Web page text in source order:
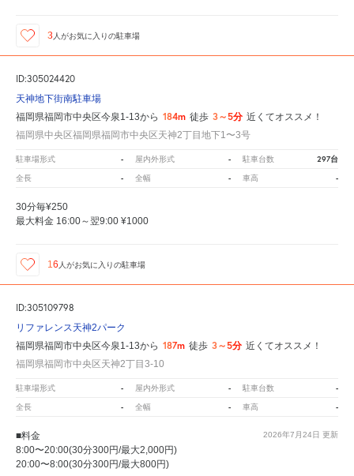
3 人がお気に入りの駐車場
ID:305024420
天神地下街南駐車場
福岡県福岡市中央区今泉1-13から 184m 徒歩 3～5分 近くてオススメ！
福岡県中央区福岡県福岡市中央区天神2丁目地下1〜3号
駐車場形式 - 屋内外形式 - 駐車台数 297台
全長 - 全幅 - 車高 -
30分毎¥250
最大料金 16:00～翌9:00 ¥1000
16 人がお気に入りの駐車場
ID:305109798
リファレンス天神2パーク
福岡県福岡市中央区今泉1-13から 187m 徒歩 3～5分 近くてオススメ！
福岡県福岡市中央区天神2丁目3-10
駐車場形式 - 屋内外形式 - 駐車台数 -
全長 - 全幅 - 車高 -
2026年7月24日 更新
■料金
8:00〜20:00(30分300円/最大2,000円)
20:00〜8:00(30分300円/最大800円)